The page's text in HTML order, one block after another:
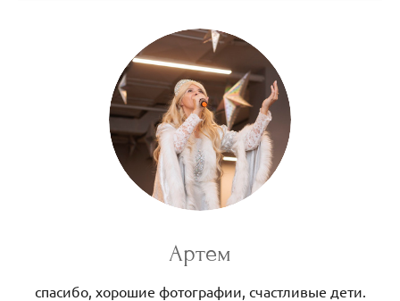
Артем
спасибо, хорошие фотографии, счастливые дети.